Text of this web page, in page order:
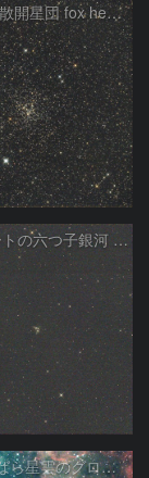
NGC6819 散開星団 fox head cluster はくちょう座
セイファートの六つ子銀河 NGC6027 へび座
NGC2237ばら星雲のグロビュール